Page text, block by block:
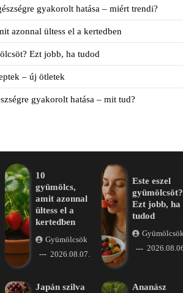
gyakorolt hatása – miért trendi?
azonnal ültess el a kertedben
Ezt jobb, ha tudod
– új ötletek
gyakorolt hatása – mit tud?
10
gyümölcs,
amit azonnal
ültess el a
kertedben
Gyümölcsök
2026.08.07.
Este eszel
gyümölcsöt?
Ezt jobb, ha
tudod
Japán szilva
Ananász